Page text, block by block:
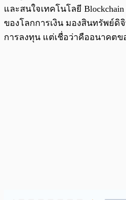
และสนใจเทคโนโลยี
ของโลกการเงิน มองสินทรัพย์ดิ
การลงทุน แต่เชื่อว่าคืออนาคตข